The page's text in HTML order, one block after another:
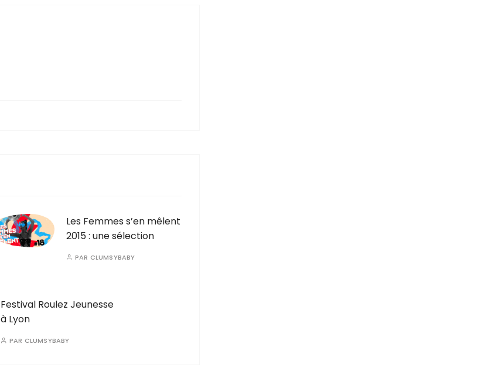
Les Femmes s’en mêlent
2015 : une sélection
PAR CLUMSYBABY
Festival Roulez Jeunesse
à Lyon
PAR CLUMSYBABY